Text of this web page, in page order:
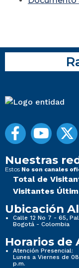
Nuestras
Estos No son canales
Total de
Visitantes
Ubicación
Calle 12 No 7 - 65,
Bogotá - Colombia
Horarios de
Atención Presencial:
Lunes a Viernes de
p.m.